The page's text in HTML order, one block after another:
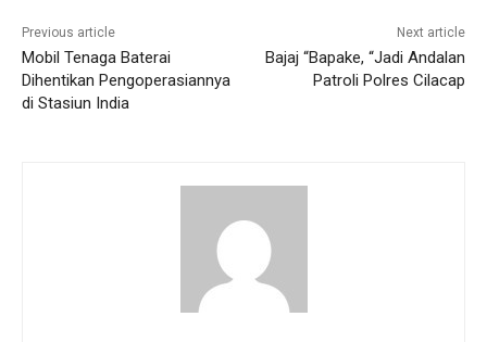
Previous article
Mobil Tenaga Baterai
Dihentikan Pengoperasiannya
di Stasiun India
Next article
Bajaj “Bapake, “Jadi Andalan
Patroli Polres Cilacap